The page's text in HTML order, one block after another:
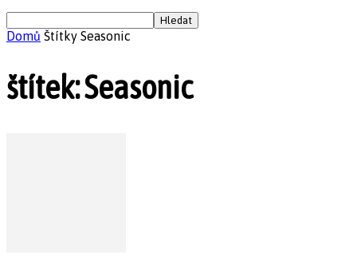
Domů Štítky Seasonic
štítek: Seasonic